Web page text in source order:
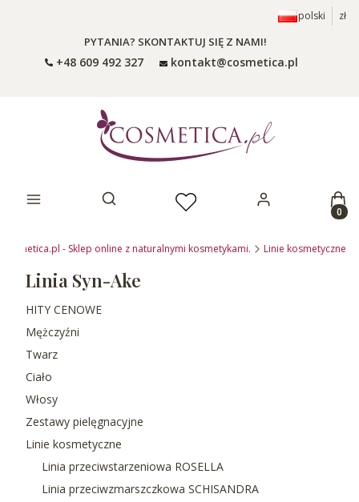
polski zł
PYTANIA? SKONTAKTUJ SIĘ Z NAMI!
+48 609 492 327 kontakt@cosmetica.pl
Otwórz wyszukiwarkę
Cosmetica.pl - Sklep online z naturalnymi kosmetykami. Linie kosmetyczne
Linia Syn-Ake
HITY CENOWE
Mężczyźni
Twarz
Ciało
Włosy
Zestawy pielęgnacyjne
Linie kosmetyczne
Linia przeciwstarzeniowa ROSELLA
Linia przeciwzmarszczkowa SCHISANDRA